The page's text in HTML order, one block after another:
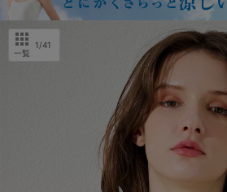
折り畳み
パジャマ ストッキング
ルームウェア
アームカバー
ルームウェア
一覧
1/41